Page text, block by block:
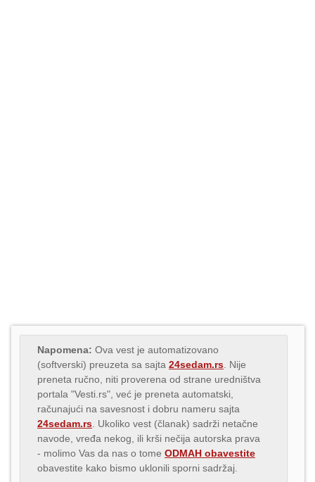
Napomena: Ova vest je automatizovano
(softverski) preuzeta sa sajta 24sedam.rs . Nije
preneta ručno, niti proverena od strane uredništva
portala "Vesti.rs", već je preneta automatski,
računajući na savesnost i dobru nameru sajta
24sedam.rs . Ukoliko vest (članak) sadrži netačne
navode, vređa nekog, ili krši nečija autorska prava
- molimo Vas da nas o tome ODMAH obavestite
obavestite kako bismo uklonili sporni sadržaj.